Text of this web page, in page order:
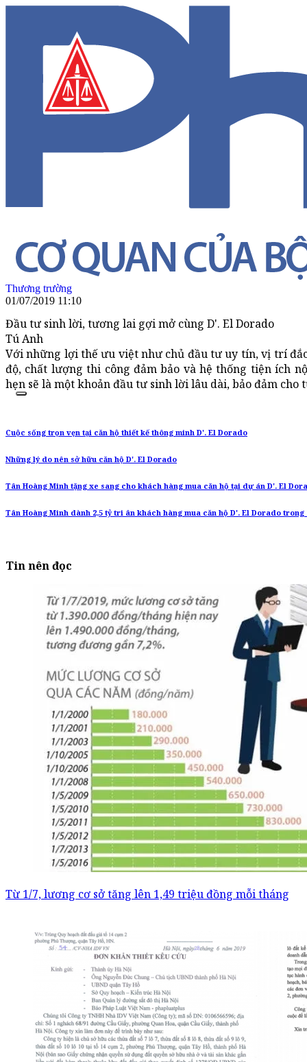
Thương trường
01/07/2019 11:10
Đầu tư sinh lời, tương lai gợi mở cùng D'. El Dorado
Tú Anh
Với những lợi thế ưu việt như chủ đầu tư uy tín, vị trí
độ, chất lượng thi công đảm bảo và hệ thống tiện ích
hẹn sẽ là một khoản đầu tư sinh lời lâu dài, bảo đảm cho
Cuộc sống trọn vẹn tại căn hộ thiết kế thông minh D'. El Dorado
Những lý do nên sở hữu căn hộ D'. El Dorado
Tân Hoàng Minh tặng xe sang cho khách hàng mua căn hộ tại dự án D'. El
Tân Hoàng Minh dành 2,5 tỷ tri ân khách hàng mua căn hộ D'. El Dorado
Tin nên đọc
Từ 1/7, lương cơ sở tăng lên 1,49 triệu đồng mỗi tháng